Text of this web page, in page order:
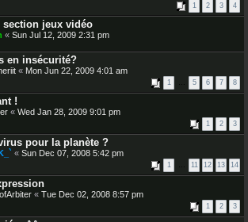
1 2 3 4
section jeux vidéo
« Sun Jul 12, 2009 2:31 pm
en insécurité?
« Mon Jun 22, 2009 4:01 am
1 … 5 6 7 8
!
« Wed Jan 28, 2009 9:01 pm
1 2 3
pour la planète ?
« Sun Dec 07, 2008 5:42 pm
1 … 11 12 13 14
« Tue Dec 02, 2008 8:57 pm
1 2 3